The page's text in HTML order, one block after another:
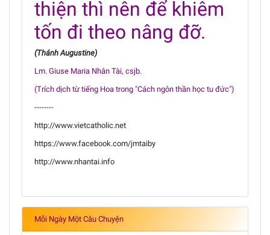
thiện thì nên để khiêm
tốn đi theo nâng đỡ.
(Thánh Augustine)
Lm. Giuse Maria Nhân Tài, csjb.
(Trích dịch từ tiếng Hoa trong "Cách ngôn thần học tu đức")
--------
http://www.vietcatholic.net
https://www.facebook.com/jmtaiby
http://www.nhantai.info
Mỗi Ngày Một Câu Chuyện